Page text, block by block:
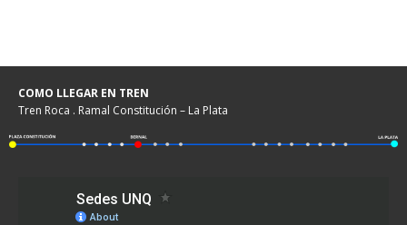
COMO LLEGAR EN TREN
Tren Roca . Ramal Constitución – La Plata